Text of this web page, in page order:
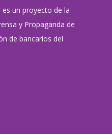
es un proyecto de la
y Propaganda de
de bancarios del